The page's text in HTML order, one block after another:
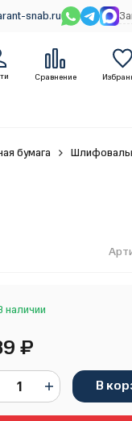
snab.ru
Сравнение
бумага
наличии
₽
В